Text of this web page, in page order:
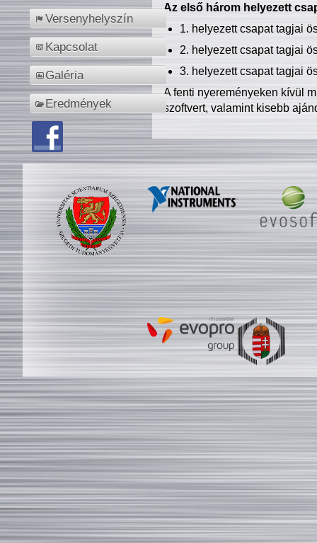
Versenyhelyszín
Kapcsolat
Galéria
Eredmények
Az első három helyezett
1. helyezett csapat tagjai
2. helyezett csapat tagjai
3. helyezett csapat tagjai
A fenti nyereményeken kívül
szoftvert, valamint kisebb